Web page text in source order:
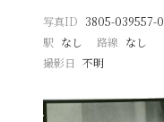
写真ID 3805-039557-0
駅 なし 路線 なし
撮影日
不明